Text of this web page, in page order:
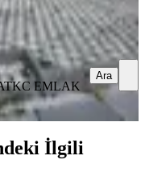
KC EMLAK
Ara
İlgili